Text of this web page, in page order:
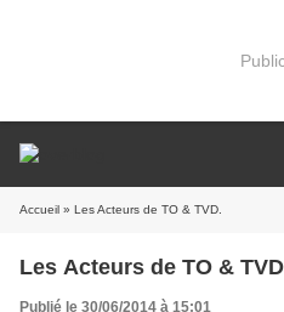
Accueil » Les Acteurs de TO & TVD.
Les Acteurs de TO &
Publié le 30/06/2014 à 15:01